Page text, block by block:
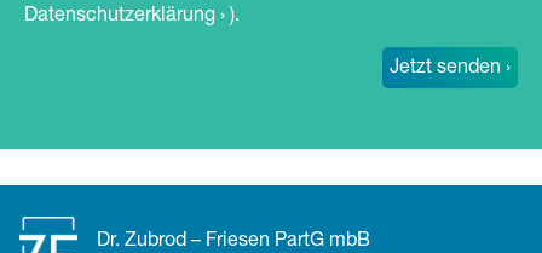
Datenschutzerklärung › ).
Dr. Zubrod – Friesen PartG mbB